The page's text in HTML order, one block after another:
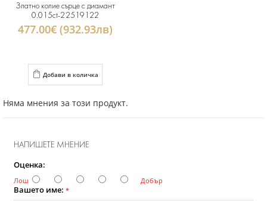
Златно колие сърце с диамант
0.015ct-22519122
477.00€ (932.93лв)
Добави в количка
Няма мнения за този продукт.
НАПИШЕТЕ МНЕНИЕ
Оценка:
Лош Добър
Вашето име: *